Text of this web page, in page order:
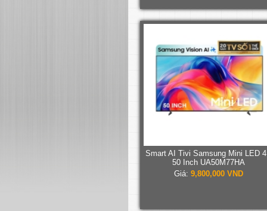
Smart AI Tivi Samsung Mini LED
50 Inch UA50M77HA
Giá: 9,800,000 VND